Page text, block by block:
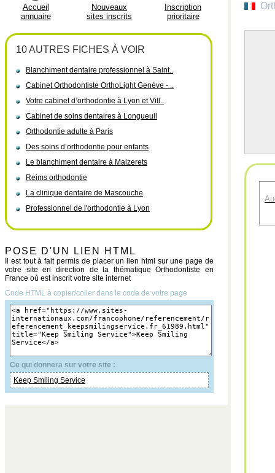
Accueil
annuaire
Nouveaux
sites inscrits
Inscription
prioritaire
10 AUTRES FICHES À VOIR
Blanchiment dentaire professionnel à Saint..
Cabinet Orthodontiste OrthoLight Genève - ..
Votre cabinet d’orthodontie à Lyon et Vill..
Cabinet de soins dentaires à Longueuil
Orthodontie adulte à Paris
Des soins d’orthodontie pour enfants
Le blanchiment dentaire à Maizerets
Reims orthodontie
La clinique dentaire de Mascouche
Professionnel de l'orthodontie à Lyon
POSE D'UN LIEN HTML
Il est tout à fait permis de placer un lien html sur une page de
votre site en direction de la thématique Orthodontiste en
France où est inscrit votre site internet
Code HTML à copier/coller dans le code de votre page
Ce qui donnera sur votre site :
Keep Smiling Service